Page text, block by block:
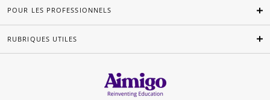
POUR LES PROFESSIONNELS
RUBRIQUES UTILES